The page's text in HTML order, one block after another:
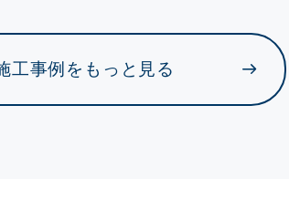
工事例をもっと見る